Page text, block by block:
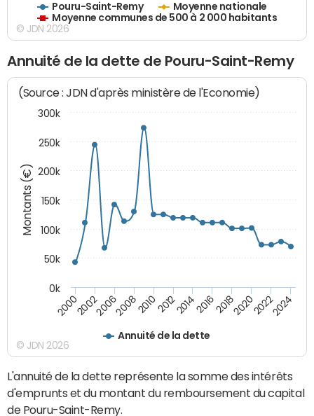
Pouru-Saint-Remy
Moyenne nationale
Moyenne communes de 500 à 2 000 habitants
© JDN 2026
Annuité de la dette de Pouru-Saint-Remy
Montants (€)
(Source : JDN d'après ministère de l'Economie)
Annuité de la dette
200020022006200820102012201420162018202020222024
0k
50k
100k
150k
200k
250k
300k
© JDN 2026
L'annuité de la dette représente la somme des intérêts
d'emprunts et du montant du remboursement du capital
de Pouru-Saint-Remy.